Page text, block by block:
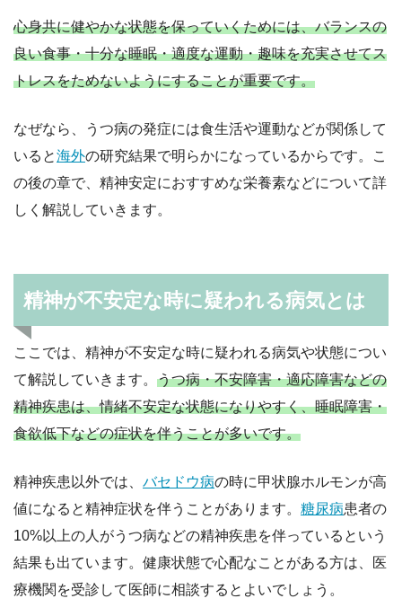
心身共に健やかな状態を保っていくためには、バランスの
良い食事・十分な睡眠・適度な運動・趣味を充実させてス
トレスをためないようにすることが重要です。
なぜなら、うつ病の発症には食生活や運動などが関係して
いると海外の研究結果で明らかになっているからです。こ
の後の章で、精神安定におすすめな栄養素などについて詳
しく解説していきます。
精神が不安定な時に疑われる病気とは
ここでは、精神が不安定な時に疑われる病気や状態につい
て解説していきます。 うつ病・不安障害・適応障害などの
精神疾患は、情緒不安定な状態になりやすく、睡眠障害・
食欲低下などの症状を伴うことが多いです。
精神疾患以外では、 バセドウ病の時に甲状腺ホルモンが高
値になると精神症状を伴うことがあります。 糖尿病患者の
10%以上の人がうつ病などの精神疾患を伴っているという
結果も出ています。健康状態で心配なことがある方は、医
療機関を受診して医師に相談するとよいでしょう。